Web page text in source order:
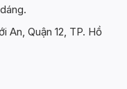
An, Quận 12, TP. Hồ